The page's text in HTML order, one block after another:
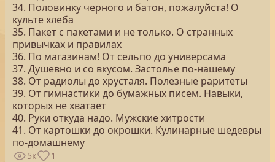
34. Половинку черного и батон, пожалуйста! О
культе хлеба
35. Пакет с пакетами и не только. О странных
привычках и правилах
36. По магазинам! От сельпо до универсама
37. Душевно и со вкусом. Застолье по-нашему
38. От радиолы до хрусталя. Полезные раритеты
39. От гимнастики до бумажных писем. Навыки,
которых не хватает
40. Руки откуда надо. Мужские хитрости
41. От картошки до окрошки. Кулинарные шедевры
по-домашнему
5к 1